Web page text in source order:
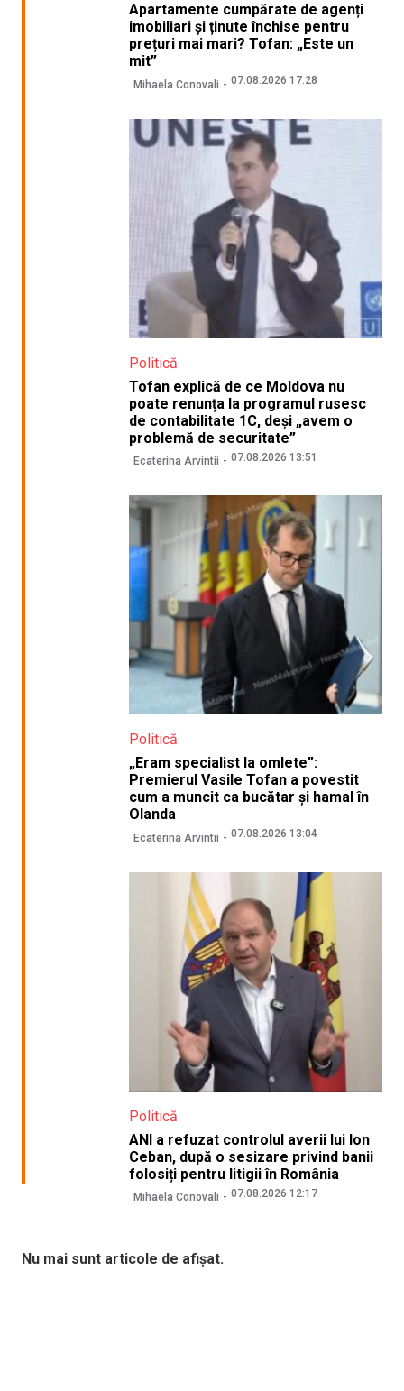
Apartamente cumpărate de agenți
imobiliari și ținute închise pentru
prețuri mai mari? Tofan: „Este un
mit”
Mihaela Conovali 07.08.2026 17:28
Politică
Tofan explică de ce Moldova nu
poate renunța la programul rusesc
de contabilitate 1C, deși „avem o
problemă de securitate”
Ecaterina Arvintii 07.08.2026 13:51
Politică
„Eram specialist la omlete”:
Premierul Vasile Tofan a povestit
cum a muncit ca bucătar și hamal în
Olanda
Ecaterina Arvintii 07.08.2026 13:04
Politică
ANI a refuzat controlul averii lui Ion
Ceban, după o sesizare privind banii
folosiți pentru litigii în România
Mihaela Conovali 07.08.2026 12:17
Nu mai sunt articole de afișat.